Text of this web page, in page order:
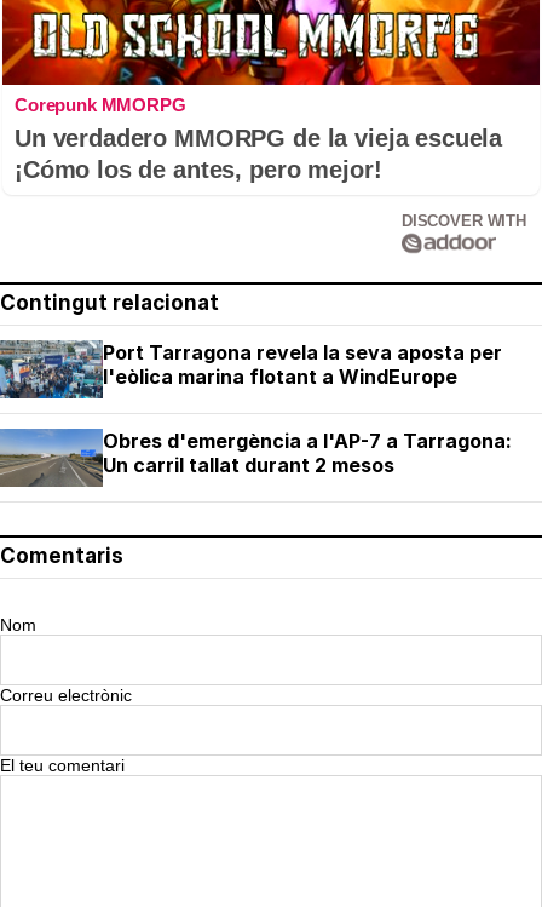
Corepunk MMORPG
Un verdadero MMORPG de la vieja escuela
¡Cómo los de antes, pero mejor!
DISCOVER WITH
Contingut relacionat
Port Tarragona revela la seva aposta per
l'eòlica marina flotant a WindEurope
Obres d'emergència a l'AP-7 a Tarragona:
Un carril tallat durant 2 mesos
Comentaris
Nom
Correu electrònic
El teu comentari